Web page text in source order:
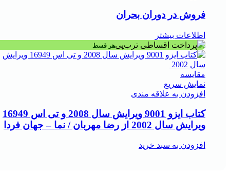
فروش در دوران بحران
اطلاعات بیشتر
هر قسط
مقايسه
نمایش سریع
افزودن به علاقه مندی
کتاب ایزو 9001 ویرایش سال 2008 و تی اس 16949
ویرایش سال 2002 از رضا مهربان / نما – جهان فردا
افزودن به سبد خرید